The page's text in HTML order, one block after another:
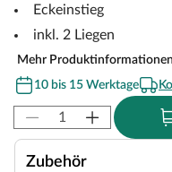
Eckeinstieg
inkl. 2 Liegen
Mehr Produktinformationen
10 bis 15 Werktage
Zubehör